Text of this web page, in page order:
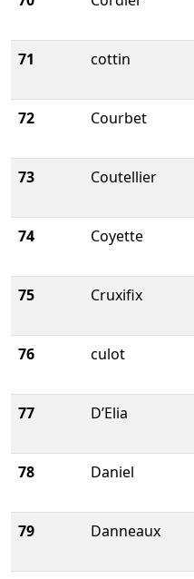
71 cottin
72 Courbet
73 Coutellier
74 Coyette
75 Cruxifix
76 culot
77 D’Elia
78 Daniel
79 Danneaux